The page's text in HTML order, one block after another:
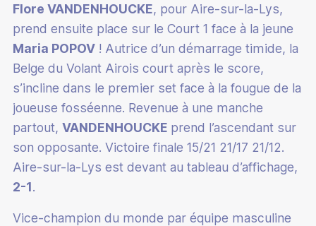
Assurance
Mutation
Informations médicales
Devenir coach Bad Santé Bien-Être
Junior Academy
Catalogue de formations
Supports pédagogiques
Partenaires
Culture du badminton
Paris sportifs
Calendrier administratif
Boutique club
Accueillir des licenciés en situation de handicap
Label éco-responsable
Écoles Françaises de Badminton
Quinzaine du badminton
Esprit Bad
Flore VANDENHOUCKE, pour Aire-sur-la-Lys,
prend ensuite place sur le Court 1 face à la jeune
Maria POPOV! Autrice d’un démarrage timide, la
Belge du Volant Airois court après le score,
s’incline dans le premier set face à la fougue de la
joueuse fosséenne. Revenue à une manche
partout, VANDENHOUCKE prend l’ascendant sur
son opposante. Victoire finale 15/21 21/17 21/12.
Aire-sur-la-Lys est devant au tableau d’affichage,
2-1.
Vice-champion du monde par équipe masculine